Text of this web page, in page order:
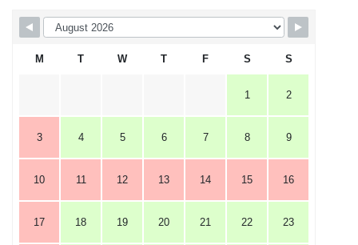
M T W T F S S
1 2
3 4 5 6 7 8 9
10 11 12 13 14 15 16
17 18 19 20 21 22 23